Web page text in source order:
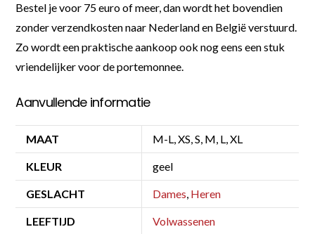
Bestel je voor 75 euro of meer, dan wordt het bovendien
zonder verzendkosten naar Nederland en België verstuurd.
Zo wordt een praktische aankoop ook nog eens een stuk
vriendelijker voor de portemonnee.
Aanvullende informatie
MAAT M-L, XS, S, M, L, XL
KLEUR geel
GESLACHT Dames, Heren
LEEFTIJD Volwassenen